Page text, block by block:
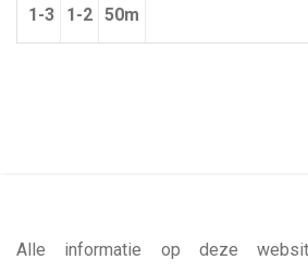
1-3 1-2 50m
Alle informatie op deze